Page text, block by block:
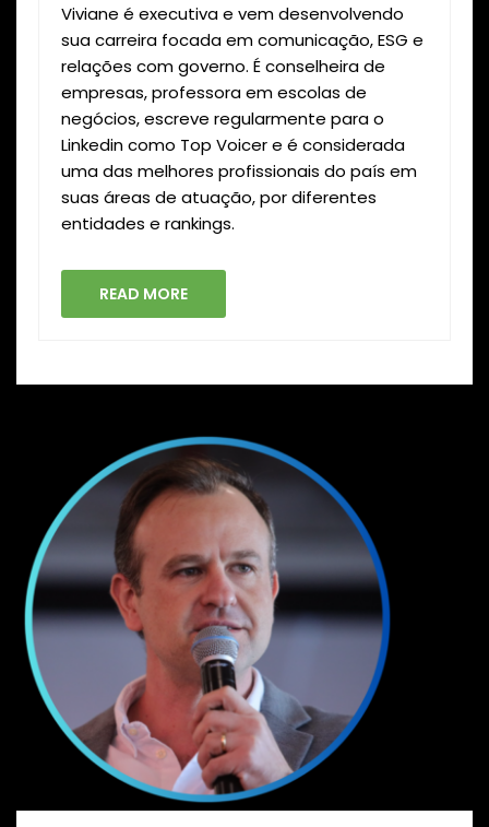
Viviane é executiva e vem desenvolvendo
sua carreira focada em comunicação, ESG e
relações com governo. É conselheira de
empresas, professora em escolas de
negócios, escreve regularmente para o
Linkedin como Top Voicer e é considerada
uma das melhores profissionais do país em
suas áreas de atuação, por diferentes
entidades e rankings.
READ MORE